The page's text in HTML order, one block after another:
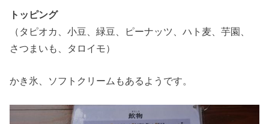
トッピング
（タピオカ、小豆、緑豆、ピーナッツ、ハト麦、芋園、
さつまいも、タロイモ）
かき氷、ソフトクリームもあるようです。